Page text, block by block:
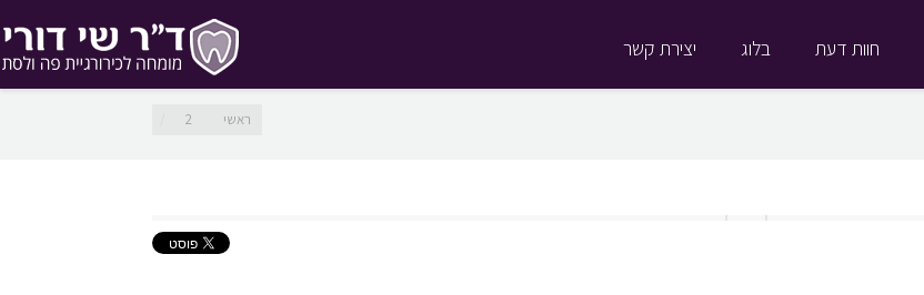
חוות דעת בלוג יצירת קשר
מיקומך כאן ראשי 2